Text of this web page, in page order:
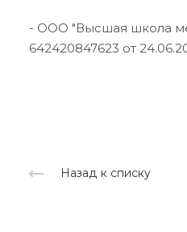
- ООО "Высшая школа
642420847623 от
Назад к списку